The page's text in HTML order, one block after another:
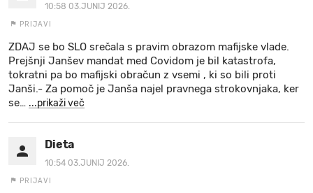
10:58 03.JUNIJ 2026.
PRIJAVI
ZDAJ se bo SLO srečala s pravim obrazom mafijske vlade.
Prejšnji Janšev mandat med Covidom je bil katastrofa,
tokratni pa bo mafijski obračun z vsemi , ki so bili proti
Janši.- Za pomoč je Janša najel pravnega strokovnjaka, ker
se… ...prikaži več
Dieta
10:54 03.JUNIJ 2026.
PRIJAVI